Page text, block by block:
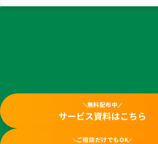
無料配布中
サービス資料はこちら
ご相談だけでもOK